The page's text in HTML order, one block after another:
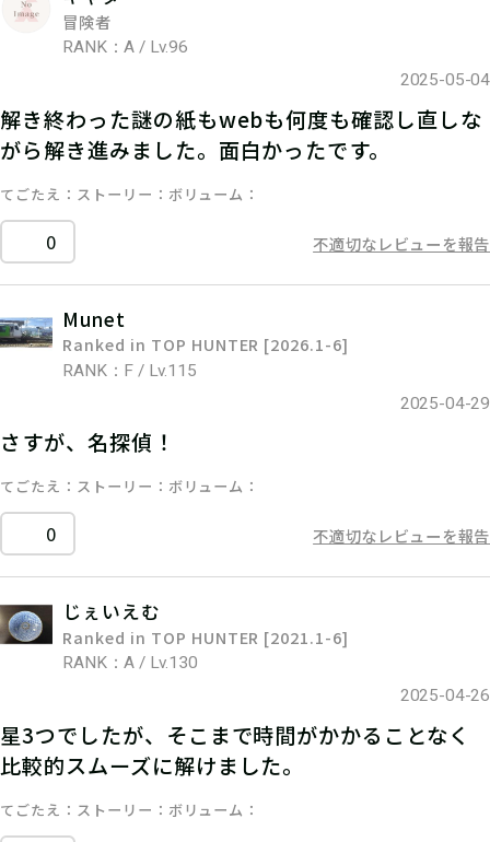
冒険者
RANK：A / Lv.96
2025-05-04
解き終わった謎の紙もwebも何度も確認し直しな
がら解き進みました。面白かったです。
てごたえ ストーリー ボリューム
0 不適切なレビューを報告
Munet
Ranked in TOP HUNTER [2026.1-6]
RANK：F / Lv.115
2025-04-29
さすが、名探偵！
てごたえ ストーリー ボリューム
0 不適切なレビューを報告
じぇいえむ
Ranked in TOP HUNTER [2021.1-6]
RANK：A / Lv.130
2025-04-26
星3つでしたが、そこまで時間がかかることなく
比較的スムーズに解けました。
てごたえ ストーリー ボリューム